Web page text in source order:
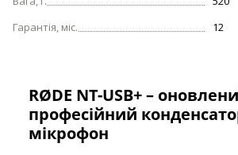
Гарантія, міс.
12
RØDE NT-USB+ –
професійний
мікрофон